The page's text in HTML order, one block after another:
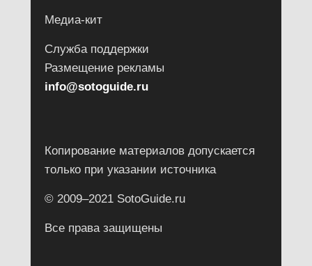
Медиа-кит
Служба поддержки
Размещение рекламы
info@sotoguide.ru
Копирование материалов допускается
только при указании источника
© 2009–2021 SotoGuide.ru
Все права защищены